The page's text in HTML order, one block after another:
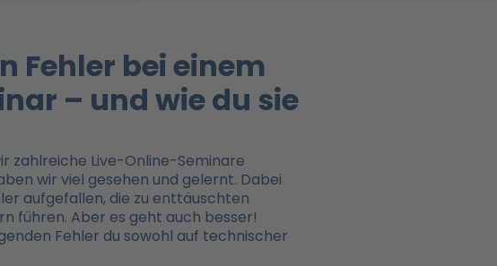
Fehler bei einem
– und wie du sie
zahlreiche Live-Online-Seminare
wir viel gesehen und gelernt. Dabei
aufgefallen, die zu enttäuschten
führen. Aber es geht auch besser!
Fehler du sowohl auf technischer